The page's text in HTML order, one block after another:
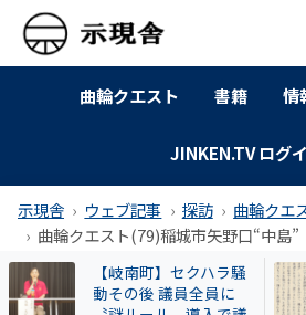
曲輪クエスト 書籍 情
JINKEN.TV ログ
示現舎 ウェブ記事 探訪
曲輪クエ
曲輪クエスト(79)稲城市矢野口“中島”
訴訟進行状況 2025年9
月27日現在